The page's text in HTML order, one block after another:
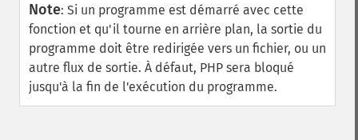
Note: Si un programme est démarré avec cette
fonction et qu'il tourne en arrière plan, la sortie du
programme doit être redirigée vers un fichier, ou un
autre flux de sortie. À défaut, PHP sera bloqué
jusqu'à la fin de l'exécution du programme.